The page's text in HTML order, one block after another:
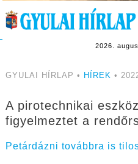
2026.
GYULAI HÍRLAP • HÍREK •
A pirotechnikai
figyelmeztet a
Petárdázni továbbra is